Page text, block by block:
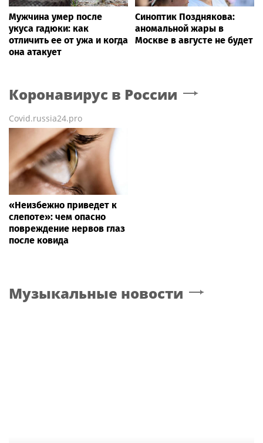
Мужчина умер после
укуса гадюки: как
отличить ее от ужа и когда
она атакует
Синоптик Позднякова:
аномальной жары в
Москве в августе не будет
Коронавирус в России
Covid.russia24.pro
«Неизбежно приведет к
слепоте»: чем опасно
повреждение нервов глаз
после ковида
Музыкальные новости